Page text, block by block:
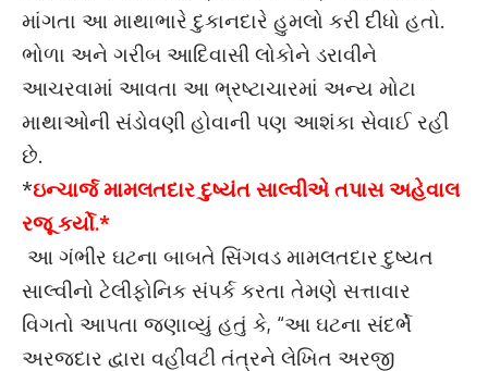
માંગતા આ માથાભારે દુકાનદારે હુમલો કરી દીધો હતો.
ભોળા અને ગરીબ આદિવાસી લોકોને ડરાવીને
આચરવામાં આવતા આ ભ્રષ્ટાચારમાં અન્ય મોટા
માથાઓની સંડોવણી હોવાની પણ આશંકા સેવાઈ રહી
છે.
*ઇન્ચાર્જ મામલતદાર દુષ્યંત સાલ્વીએ તપાસ અહેવાલ
રજૂ કર્યો.*
આ ગંભીર ઘટના બાબતે સિંગવડ મામલતદાર દુષ્યત
સાલ્વીનો ટેલીફોનિક સંપર્ક કરતા તેમણે સત્તાવાર
વિગતો આપતા જણાવ્યું હતું કે, “આ ઘટના સંદર્ભે
અરજદાર દ્વારા વહીવટી તંત્રને લેખિત અરજી